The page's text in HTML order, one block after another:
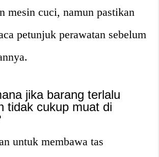
mesin cuci, namun pastikan
petunjuk perawatan sebelum
jika barang terlalu
tidak cukup muat di
untuk membawa tas